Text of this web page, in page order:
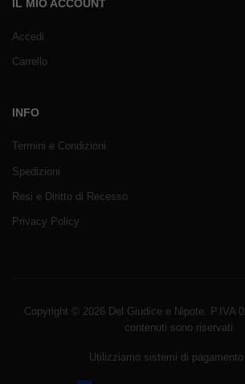
IL MIO ACCOUNT
Accedi
Carrello
INFO
Termini e Condizioni
Spedizioni
Resi e Diritto di Recesso
Privacy Policy
Copyright © 2026 Del Giudice e Nipote. P.IVA
contenuti sono riservati.
Utilizziamo sistemi di